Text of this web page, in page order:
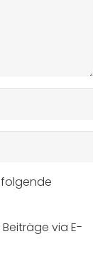
via E-